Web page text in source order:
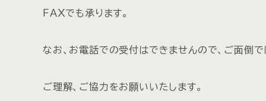
ＦＡＸでも承ります。
なお、お電話での受付はできませんので、ご面倒
ご理解、ご協力をお願いいたします。